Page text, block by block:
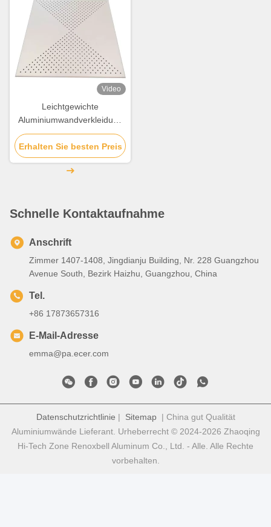
Video
Leichtgewichte
Aluminiumwandverkleidung
Perforierter
Aluminiumverbundplatten
Erhalten Sie besten Preis
Schnelle Kontaktaufnahme
Anschrift
Zimmer 1407-1408, Jingdianju Building, Nr. 228 Guangzhou
Avenue South, Bezirk Haizhu, Guangzhou, China
Tel.
+86 17873657316
E-Mail-Adresse
emma@pa.ecer.com
Datenschutzrichtlinie | Sitemap| China gut Qualität
Aluminiumwände Lieferant. Urheberrecht © 2024-2026 Zhaoqing
Hi-Tech Zone Renoxbell Aluminum Co., Ltd. - Alle. Alle Rechte
vorbehalten.